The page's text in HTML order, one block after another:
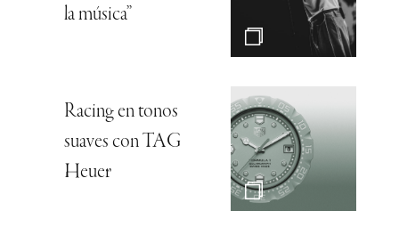
la música”
Racing en tonos
suaves con TAG
Heuer